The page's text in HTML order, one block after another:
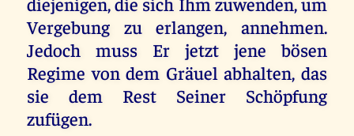
Vergebung zu erlangen, annehmen.
Jedoch muss Er jetzt jene bösen
Regime von dem Gräuel abhalten, das
sie dem Rest Seiner Schöpfung
zufügen.